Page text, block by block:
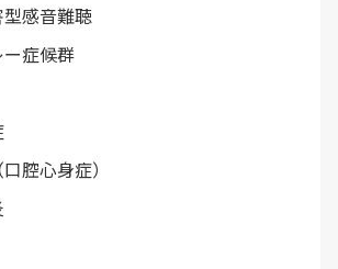
感音難聴
症候群
腔心身症）